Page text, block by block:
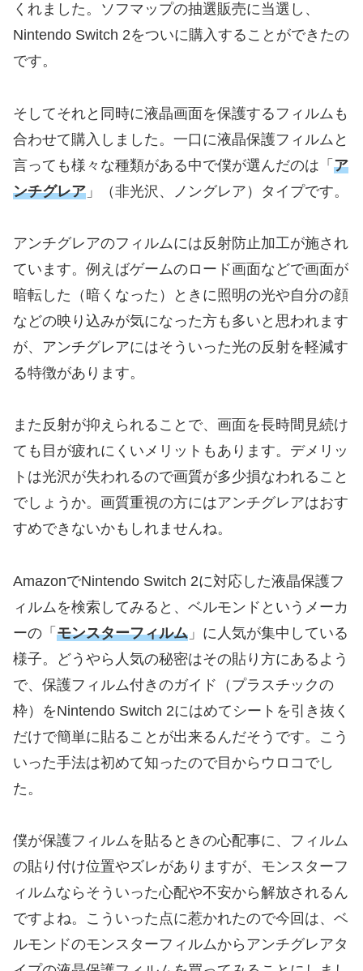
くれました。ソフマップの抽選販売に当選し、
Nintendo Switch 2をついに購入することができたの
です。
そしてそれと同時に液晶画面を保護するフィルムも
合わせて購入しました。一口に液晶保護フィルムと
言っても様々な種類がある中で僕が選んだのは「 ア
ンチグレア 」（非光沢、ノングレア）タイプです。
アンチグレアのフィルムには反射防止加工が施され
ています。例えばゲームのロード画面などで画面が
暗転した（暗くなった）ときに照明の光や自分の顔
などの映り込みが気になった方も多いと思われます
が、アンチグレアにはそういった光の反射を軽減す
る特徴があります。
また反射が抑えられることで、画面を長時間見続け
ても目が疲れにくいメリットもあります。デメリッ
トは光沢が失われるので画質が多少損なわれること
でしょうか。画質重視の方にはアンチグレアはおす
すめできないかもしれませんね。
AmazonでNintendo Switch 2に対応した液晶保護フ
ィルムを検索してみると、ベルモンドというメーカ
ーの「 モンスターフィルム 」に人気が集中している
様子。どうやら人気の秘密はその貼り方にあるよう
で、保護フィルム付きのガイド（プラスチックの
枠）をNintendo Switch 2にはめてシートを引き抜く
だけで簡単に貼ることが出来るんだそうです。こう
いった手法は初めて知ったので目からウロコでし
た。
僕が保護フィルムを貼るときの心配事に、フィルム
の貼り付け位置やズレがありますが、モンスターフ
ィルムならそういった心配や不安から解放されるん
ですよね。こういった点に惹かれたので今回は、ベ
ルモンドのモンスターフィルムからアンチグレアタ